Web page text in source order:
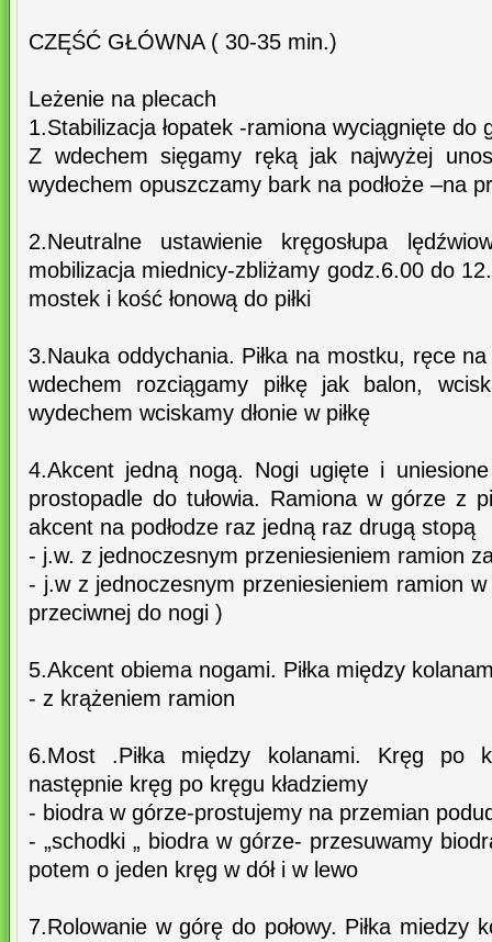
CZĘŚĆ GŁÓWNA ( 30-35 min.)
Leżenie na plecach
1.Stabilizacja łopatek -ramiona wyciągnięte do
Z wdechem sięgamy ręką jak najwyżej
wydechem opuszczamy bark na podłoże –na
2.Neutralne ustawienie kręgosłupa
mobilizacja miednicy-zbliżamy godz.6.00 do
mostek i kość łonową do piłki
3.Nauka oddychania. Piłka na mostku, ręce
wdechem rozciągamy piłkę jak balon,
wydechem wciskamy dłonie w piłkę
4.Akcent jedną nogą. Nogi ugięte i
prostopadle do tułowia. Ramiona w górze z
akcent na podłodze raz jedną raz drugą stopą
- j.w. z jednoczesnym przeniesieniem ramion
- j.w z jednoczesnym przeniesieniem ramion
przeciwnej do nogi )
5.Akcent obiema nogami. Piłka między
- z krążeniem ramion
6.Most .Piłka między kolanami. Kręg po
następnie kręg po kręgu kładziemy
- biodra w górze-prostujemy na przemian
- „schodki „ biodra w górze- przesuwamy
potem o jeden kręg w dół i w lewo
7.Rolowanie w górę do połowy. Piłka miedzy